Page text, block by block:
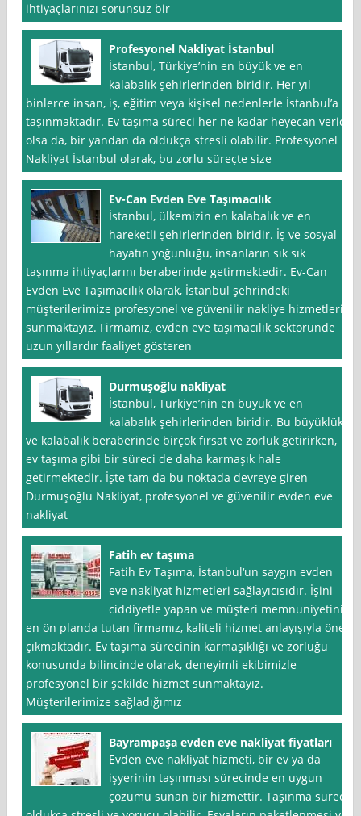
ihtiyaçlarınızı sorunsuz bir
Profesyonel Nakliyat İstanbul
İstanbul, Türkiye’nin en büyük ve en
kalabalık şehirlerinden biridir. Her yıl
binlerce insan, iş, eğitim veya kişisel nedenlerle İstanbul’a
taşınmaktadır. Ev taşıma süreci her ne kadar heyecan verici
olsa da, bir yandan da oldukça stresli olabilir. Profesyonel
Nakliyat İstanbul olarak, bu zorlu süreçte size
Ev-Can Evden Eve Taşımacılık
İstanbul, ülkemizin en kalabalık ve en
hareketli şehirlerinden biridir. İş ve sosyal
hayatın yoğunluğu, insanların sık sık
taşınma ihtiyaçlarını beraberinde getirmektedir. Ev-Can
Evden Eve Taşımacılık olarak, İstanbul şehrindeki
müşterilerimize profesyonel ve güvenilir nakliye hizmetleri
sunmaktayız. Firmamız, evden eve taşımacılık sektöründe
uzun yıllardır faaliyet gösteren
Durmuşoğlu nakliyat
İstanbul, Türkiye’nin en büyük ve en
kalabalık şehirlerinden biridir. Bu büyüklük
ve kalabalık beraberinde birçok fırsat ve zorluk getirirken,
ev taşıma gibi bir süreci de daha karmaşık hale
getirmektedir. İşte tam da bu noktada devreye giren
Durmuşoğlu Nakliyat, profesyonel ve güvenilir evden eve
nakliyat
Fatih ev taşıma
Fatih Ev Taşıma, İstanbul‘un saygın evden
eve nakliyat hizmetleri sağlayıcısıdır. İşini
ciddiyetle yapan ve müşteri memnuniyetini
en ön planda tutan firmamız, kaliteli hizmet anlayışıyla öne
çıkmaktadır. Ev taşıma sürecinin karmaşıklığı ve zorluğu
konusunda bilincinde olarak, deneyimli ekibimizle
profesyonel bir şekilde hizmet sunmaktayız.
Müşterilerimize sağladığımız
Bayrampaşa evden eve nakliyat fiyatları
Evden eve nakliyat hizmeti, bir ev ya da
işyerinin taşınması sürecinde en uygun
çözümü sunan bir hizmettir. Taşınma süreci